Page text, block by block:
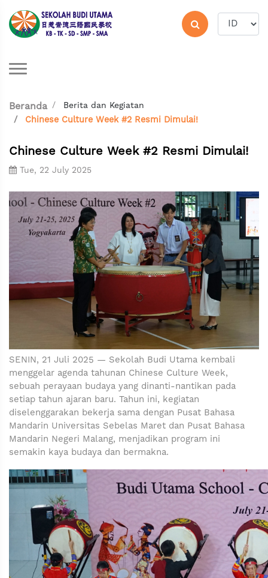
Beranda
Berita dan Kegiatan
Chinese Culture Week #2 Resmi Dimulai!
Chinese Culture Week #2 Resmi Dimulai!
Tue, 22 July 2025
SENIN, 21 Juli 2025 — Sekolah Budi Utama kembali
menggelar agenda tahunan Chinese Culture Week,
sebuah perayaan budaya yang dinanti-nantikan pada
setiap tahun ajaran baru. Tahun ini, kegiatan
diselenggarakan bekerja sama dengan Pusat Bahasa
Mandarin Universitas Sebelas Maret dan Pusat Bahasa
Mandarin Negeri Malang, menjadikan program ini
semakin kaya budaya dan bermakna.